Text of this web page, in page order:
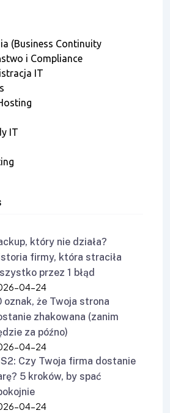
(Business Continuity
i Compliance
IT
IT
który nie działa?
firmy, która straciła
przez 1 błąd
04-24
oznak, że Twoja strona
zhakowana (zanim
za późno)
04-24
Czy Twoja firma dostanie
5 kroków, by spać
04-24